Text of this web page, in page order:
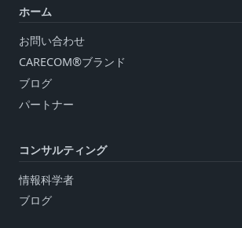
ホーム
お問い合わせ
CARECOM®ブランド
ブログ
パートナー
コンサルティング
情報科学者
ブログ